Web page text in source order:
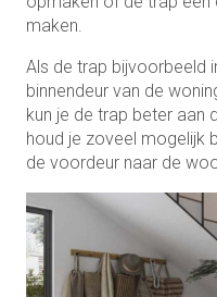
maken.
Als de trap bijvoorbeeld
binnendeur van de
kun je de trap beter aan
houd je zoveel mogelijk
de voordeur naar de